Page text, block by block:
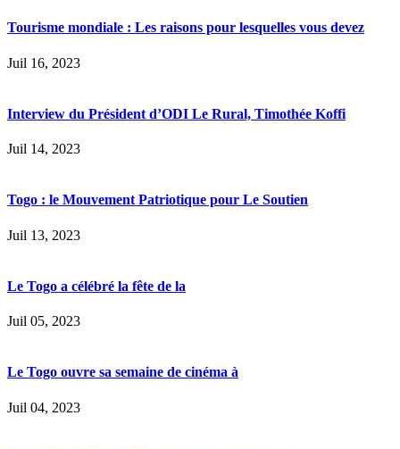
Tourisme mondiale : Les raisons pour lesquelles vous devez
Juil 16, 2023
Interview du Président d’ODI Le Rural, Timothée Koffi
Juil 14, 2023
Togo : le Mouvement Patriotique pour Le Soutien
Juil 13, 2023
Le Togo a célébré la fête de la
Juil 05, 2023
Le Togo ouvre sa semaine de cinéma à
Juil 04, 2023